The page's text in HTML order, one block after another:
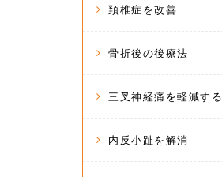
頚椎症を改善
骨折後の後療法
三叉神経痛を軽減する
内反小趾を解消